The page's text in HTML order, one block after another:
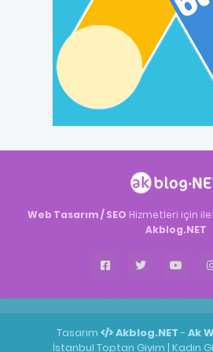
Web Tasarım / SEO Hizmetleri için
Akblog.NET
Tasarım Akblog.NET - Ak
İstanbul Toptan Giyim | Kadın